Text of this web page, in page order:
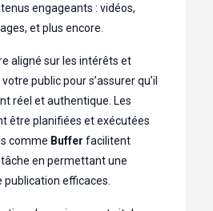
engageants : vidéos,
et plus encore.
aligné sur les intérêts et
public pour s’assurer qu’il
réel et authentique. Les
être planifiées et exécutées
comme Buffer facilitent
en permettant une
efficaces.